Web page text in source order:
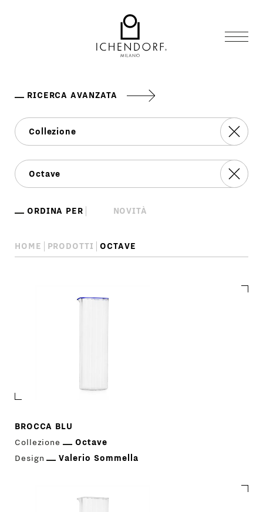
RICERCA AVANZATA
ORDINA PER
HOME PRODOTTI OCTAVE
BROCCA BLU
Collezione
Octave
Design
Valerio Sommella